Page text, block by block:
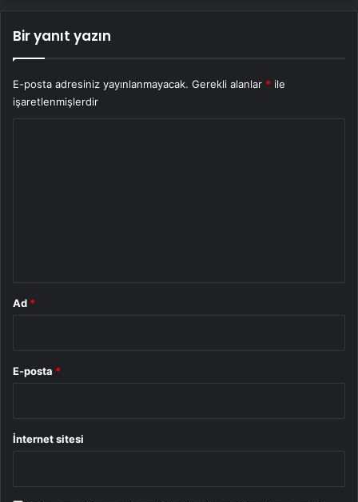
Bir yanıt yazın
E-posta adresiniz yayınlanmayacak. Gerekli alanlar * ile
işaretlenmişlerdir
Ad *
E-posta *
İnternet sitesi